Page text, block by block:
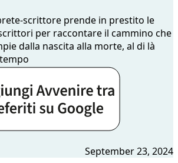
scrittore prende in prestito le
per raccontare il cammino che
dalla nascita alla morte, al di là
September 23, 2024